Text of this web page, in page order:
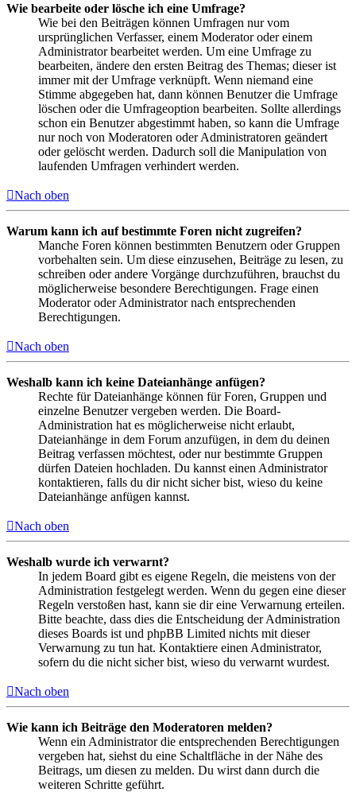
Wie bearbeite oder lösche ich eine Umfrage?
Wie bei den Beiträgen können Umfragen nur vom
ursprünglichen Verfasser, einem Moderator oder einem
Administrator bearbeitet werden. Um eine Umfrage zu
bearbeiten, ändere den ersten Beitrag des Themas; dieser ist
immer mit der Umfrage verknüpft. Wenn niemand eine
Stimme abgegeben hat, dann können Benutzer die Umfrage
löschen oder die Umfrageoption bearbeiten. Sollte allerdings
schon ein Benutzer abgestimmt haben, so kann die Umfrage
nur noch von Moderatoren oder Administratoren geändert
oder gelöscht werden. Dadurch soll die Manipulation von
laufenden Umfragen verhindert werden.
Nach oben
Warum kann ich auf bestimmte Foren nicht zugreifen?
Manche Foren können bestimmten Benutzern oder Gruppen
vorbehalten sein. Um diese einzusehen, Beiträge zu lesen, zu
schreiben oder andere Vorgänge durchzuführen, brauchst du
möglicherweise besondere Berechtigungen. Frage einen
Moderator oder Administrator nach entsprechenden
Berechtigungen.
Nach oben
Weshalb kann ich keine Dateianhänge anfügen?
Rechte für Dateianhänge können für Foren, Gruppen und
einzelne Benutzer vergeben werden. Die Board-
Administration hat es möglicherweise nicht erlaubt,
Dateianhänge in dem Forum anzufügen, in dem du deinen
Beitrag verfassen möchtest, oder nur bestimmte Gruppen
dürfen Dateien hochladen. Du kannst einen Administrator
kontaktieren, falls du dir nicht sicher bist, wieso du keine
Dateianhänge anfügen kannst.
Nach oben
Weshalb wurde ich verwarnt?
In jedem Board gibt es eigene Regeln, die meistens von der
Administration festgelegt werden. Wenn du gegen eine dieser
Regeln verstoßen hast, kann sie dir eine Verwarnung erteilen.
Bitte beachte, dass dies die Entscheidung der Administration
dieses Boards ist und phpBB Limited nichts mit dieser
Verwarnung zu tun hat. Kontaktiere einen Administrator,
sofern du die nicht sicher bist, wieso du verwarnt wurdest.
Nach oben
Wie kann ich Beiträge den Moderatoren melden?
Wenn ein Administrator die entsprechenden Berechtigungen
vergeben hat, siehst du eine Schaltfläche in der Nähe des
Beitrags, um diesen zu melden. Du wirst dann durch die
weiteren Schritte geführt.